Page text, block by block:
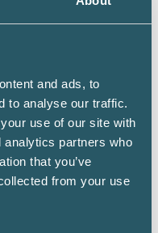
and ads, to
to analyse our traffic.
use of our site with
analytics partners who
that you’ve
from your use
och
i
I dag har
och 7 000